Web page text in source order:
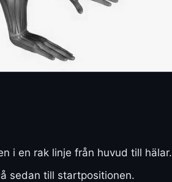
i en rak linje från huvud till hälar.
sedan till startpositionen.